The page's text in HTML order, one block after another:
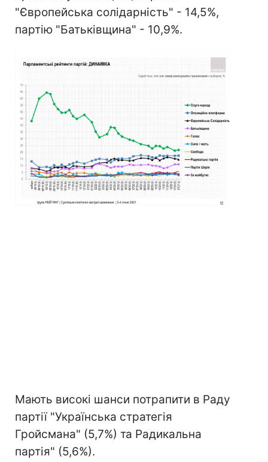
"Європейська солідарність" - 14,5%,
партію "Батьківщина" - 10,9%.
Мають високі шанси потрапити в Раду
партії "Українська стратегія
Гройсмана" (5,7%) та Радикальна
партія" (5,6%).